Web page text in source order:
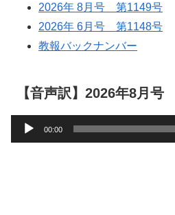
2026年 8月号 第1149号
2026年 6月号 第1148号
教報バックナンバー
【音声訳】2026年8月号
声
00:00